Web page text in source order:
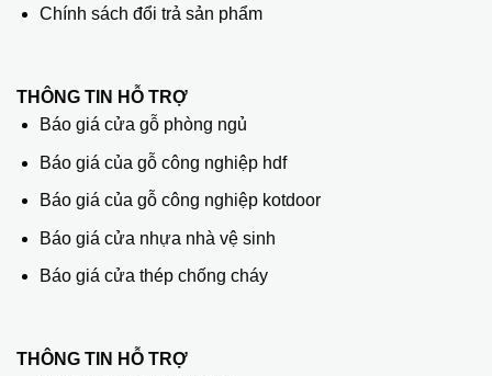
Chính sách đổi trả sản phẩm
THÔNG TIN HỖ TRỢ
Báo giá cửa gỗ phòng ngủ
Báo giá của gỗ công nghiệp hdf
Báo giá của gỗ công nghiệp kotdoor
Báo giá cửa nhựa nhà vệ sinh
Báo giá cửa thép chống cháy
THÔNG TIN HỖ TRỢ